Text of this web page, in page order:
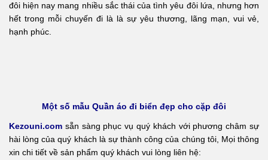
đôi hiện nay mang nhiều sắc thái của tình yêu đôi lứa, nhưng hơn
hết trong mỗi chuyến đi là là sự yêu thương, lãng mạn, vui vẻ,
hạnh phúc.
Một số mẫu Quần áo đi biển đẹp cho cặp đôi
Kezouni.com sẵn sàng phục vụ quý khách với phương châm sự
hài lòng của quý khách là sự thành công của chúng tôi, Mọi thông
xin chi tiết về sản phẩm quý khách vui lòng liên hệ: